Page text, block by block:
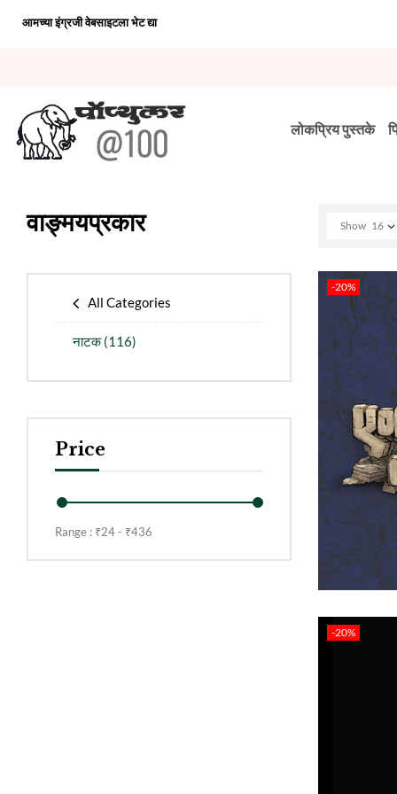
आमच्या इंग्रजी वेबसाइटला भेट द्या
लोकप्रिय पुस्तके
वाङ्मयप्रकार
All Categories
नाटक(116)
Price
Range : ₹24 - ₹436
Show 16
-20%
-20%